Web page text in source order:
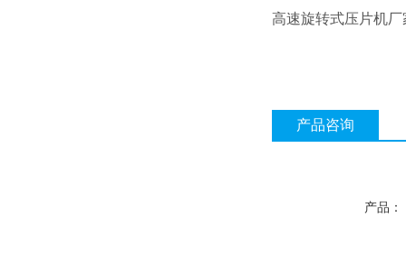
高速旋转式压片机厂
产品咨询
产品：